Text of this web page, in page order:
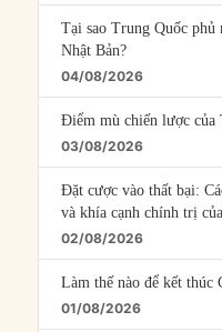
Tại sao Trung Quốc
Nhật Bản?
04/08/2026
Điểm mù chiến lược
03/08/2026
Đặt cược vào thất bại:
và khía cạnh chính trị
02/08/2026
Làm thế nào để kết thúc
01/08/2026